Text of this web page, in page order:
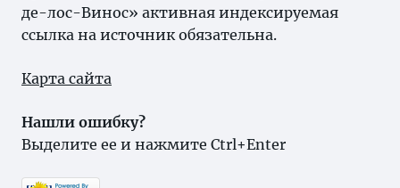
де-лос-Винос» активная индексируемая
ссылка на источник обязательна.
Карта сайта
Нашли ошибку?
Выделите ее и нажмите Ctrl+Enter